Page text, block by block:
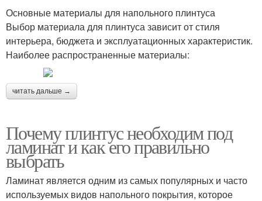
Основные материалы для напольного плинтуса
Выбор материала для плинтуса зависит от стиля
интерьера, бюджета и эксплуатационных характеристик.
Наиболее распространенные материалы:
читать дальше →
Почему плинтус необходим под
ламинат и как его правильно
выбрать
Ламинат является одним из самых популярных и часто
используемых видов напольного покрытия, которое